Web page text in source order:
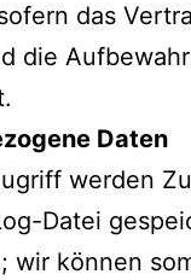
das
die
Daten
werden
Datei
wir können